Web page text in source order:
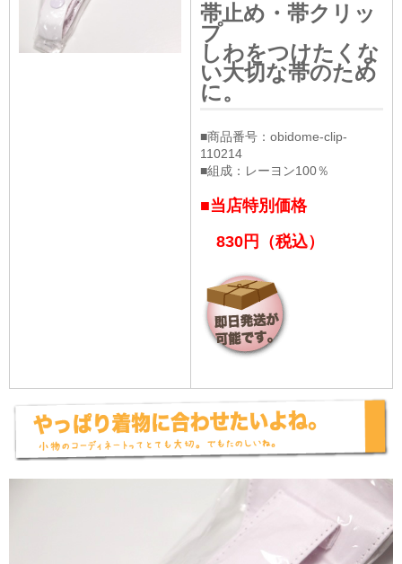
帯止め・帯クリッ
プ
しわをつけたくな
い大切な帯のため
に。
■商品番号：obidome-clip-
110214
■組成：レーヨン100％
■当店特別価格
830円（税込）